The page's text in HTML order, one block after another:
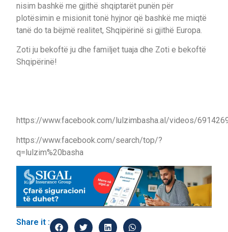
nisim bashkë me gjithë shqiptarët punën për
plotësimin e misionit tonë hyjnor që bashkë me miqtë
tanë do ta bëjmë realitet, Shqipërinë si gjithë Europa.
Zoti ju bekoftë ju dhe familjet tuaja dhe Zoti e bekoftë
Shqipërinë!
https://www.facebook.com/lulzimbasha.al/videos/
https://www.facebook.com/search/top/?
q=lulzim%20basha
Share it :